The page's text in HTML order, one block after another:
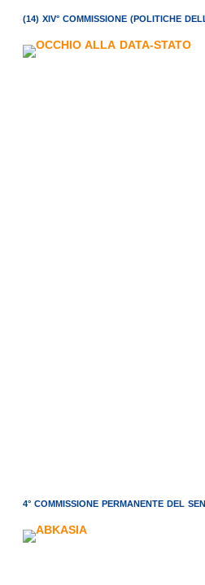
(14) XIV° COMMISSIONE (POLITICHE
4° COMMISSIONE PERMANENTE DEL